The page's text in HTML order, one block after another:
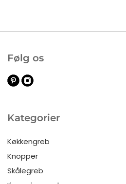
Kategorier
Køkkengreb
Knopper
Skålegreb
Følg os